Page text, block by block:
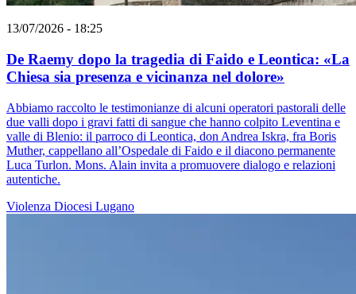
13/07/2026 - 18:25
De Raemy dopo la tragedia di Faido e Leontica: «La
Chiesa sia presenza e vicinanza nel dolore»
Abbiamo raccolto le testimonianze di alcuni operatori pastorali delle
due valli dopo i gravi fatti di sangue che hanno colpito Leventina e
valle di Blenio: il parroco di Leontica, don Andrea Iskra, fra Boris
Muther, cappellano all’Ospedale di Faido e il diacono permanente
Luca Turlon. Mons. Alain invita a promuovere dialogo e relazioni
autentiche.
Violenza Diocesi Lugano